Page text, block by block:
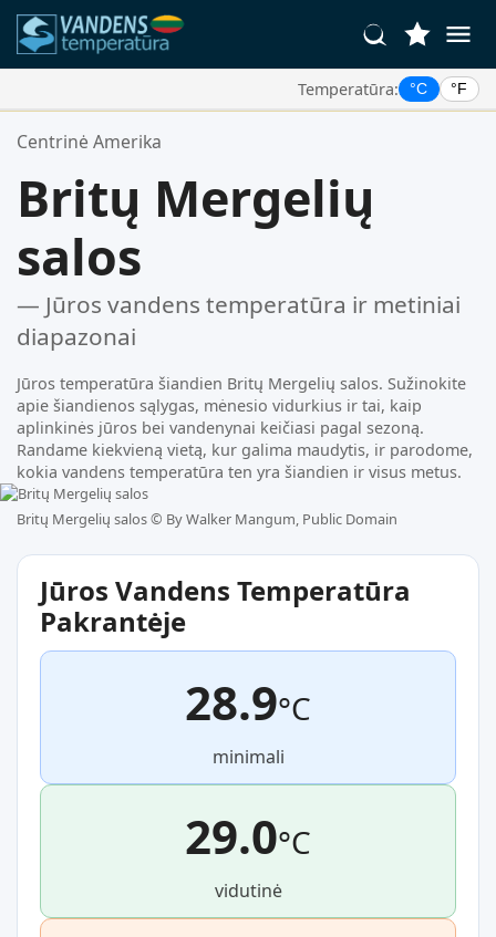
Temperatūra: °C °F
Jūsų Mėgstamiausios Vietos:
Centrinė Amerika
Britų Mergelių
salos
— Jūros vandens temperatūra ir metiniai
diapazonai
Jūros temperatūra šiandien Britų Mergelių salos. Sužinokite
apie šiandienos sąlygas, mėnesio vidurkius ir tai, kaip
aplinkinės jūros bei vandenynai keičiasi pagal sezoną.
Randame kiekvieną vietą, kur galima maudytis, ir parodome,
kokia vandens temperatūra ten yra šiandien ir visus metus.
Britų Mergelių salos © By Walker Mangum, Public Domain
Jūros Vandens Temperatūra
Pakrantėje
28.9°C
minimali
29.0°C
vidutinė